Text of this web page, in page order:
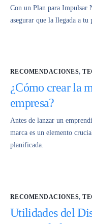
Con un Plan para Impulsar
asegurar que la llegada a tu
RECOMENDACIONES,
¿Cómo crear la
empresa?
Antes de lanzar un
marca es un elemento
planificada.
RECOMENDACIONES,
Utilidades del